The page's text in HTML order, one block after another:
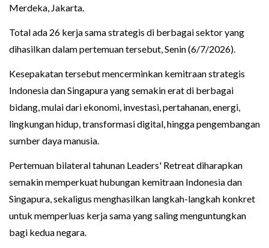
Merdeka, Jakarta.
Total ada 26 kerja sama strategis di berbagai sektor yang
dihasilkan dalam pertemuan tersebut, Senin (6/7/2026).
Kesepakatan tersebut mencerminkan kemitraan strategis
Indonesia dan Singapura yang semakin erat di berbagai
bidang, mulai dari ekonomi, investasi, pertahanan, energi,
lingkungan hidup, transformasi digital, hingga pengembangan
sumber daya manusia.
Pertemuan bilateral tahunan Leaders' Retreat diharapkan
semakin memperkuat hubungan kemitraan Indonesia dan
Singapura, sekaligus menghasilkan langkah-langkah konkret
untuk memperluas kerja sama yang saling menguntungkan
bagi kedua negara.